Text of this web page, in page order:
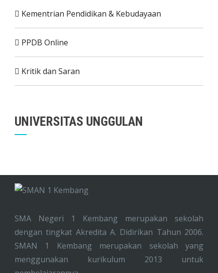
Kementrian Pendidikan & Kebudayaan
PPDB Online
Kritik dan Saran
UNIVERSITAS UNGGULAN
SMA Negeri 1 Kembang merupakan sekolah
dengan tingkat Akredita A. Didirikan Tahun 2006.
SMAN 1 Kembang merupakan sekolah yang
menggunakan kurikulum 2013 untuk